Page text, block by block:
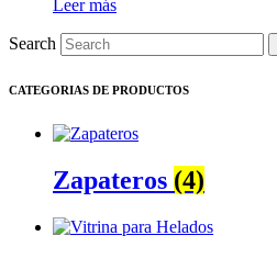
Leer más
Search
CATEGORIAS DE PRODUCTOS
Zapateros (4)